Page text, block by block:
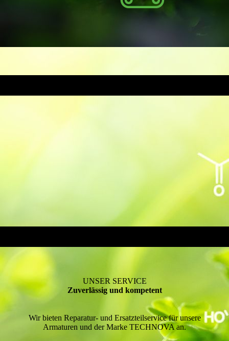
UNSER SERVICE
Zuverlässig und kompetent
Wir bieten Reparatur- und Ersatzteilservice für unsere
Armaturen und der Marke TECHNOVA an.